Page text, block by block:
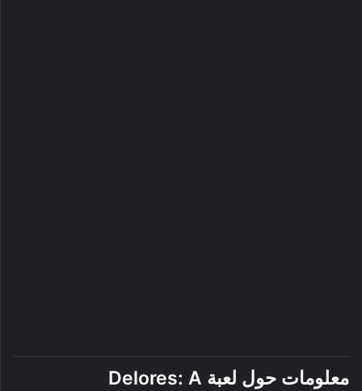
معلومات حول لعبة Delores: A